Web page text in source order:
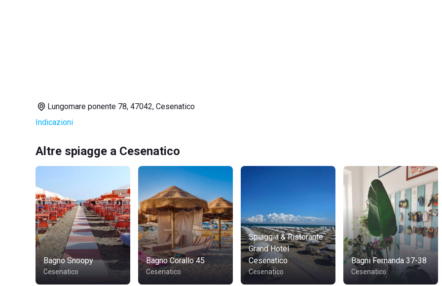
Lungomare ponente 78, 47042, Cesenatico
Indicazioni
Altre spiagge a Cesenatico
Bagno Snoopy
Cesenatico
Bagno Corallo 45
Cesenatico
Spiaggia & Ristorante
Grand Hotel
Cesenatico
Cesenatico
Bagni Fernanda 37-38
Cesenatico